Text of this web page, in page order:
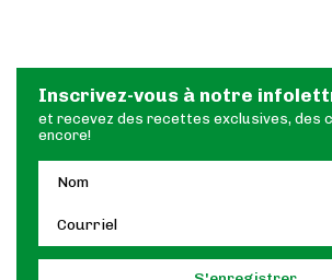
Inscrivez-vous à notre
et recevez des recettes exclusives, des
encore!